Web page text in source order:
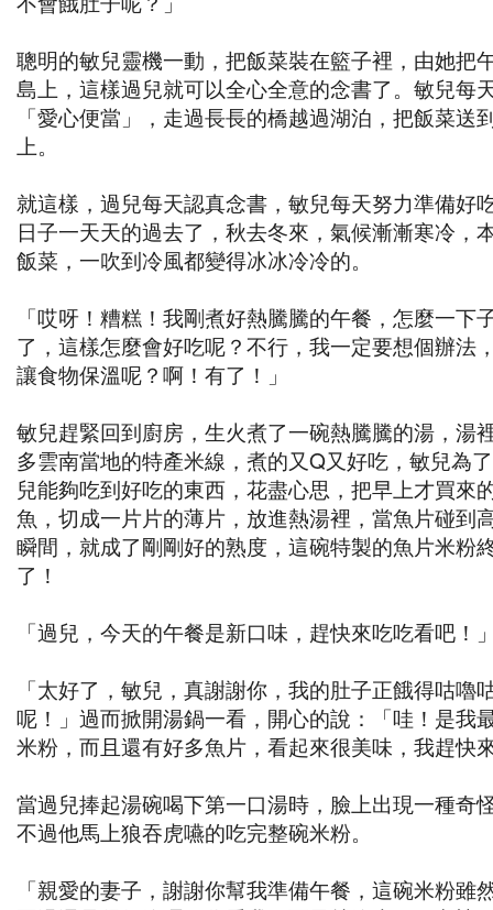
聰明的敏兒靈機一動，把飯菜裝在籃子裡，由她把
島上，這樣過兒就可以全心全意的念書了。敏兒每
「愛心便當」，走過長長的橋越過湖泊，把飯菜送
上。
就這樣，過兒每天認真念書，敏兒每天努力準備好
日子一天天的過去了，秋去冬來，氣候漸漸寒冷，
飯菜，一吹到冷風都變得冰冰冷冷的。
「哎呀！糟糕！我剛煮好熱騰騰的午餐，怎麼一下
了，這樣怎麼會好吃呢？不行，我一定要想個辦法
讓食物保溫呢？啊！有了！」
敏兒趕緊回到廚房，生火煮了一碗熱騰騰的湯，湯
多雲南當地的特產米線，煮的又Q又好吃，敏兒為
兒能夠吃到好吃的東西，花盡心思，把早上才買來
魚，切成一片片的薄片，放進熱湯裡，當魚片碰到
瞬間，就成了剛剛好的熟度，這碗特製的魚片米粉
了！
「過兒，今天的午餐是新口味，趕快來吃吃看吧！
「太好了，敏兒，真謝謝你，我的肚子正餓得咕嚕
呢！」過而掀開湯鍋一看，開心的說：「哇！是我
米粉，而且還有好多魚片，看起來很美味，我趕快
當過兒捧起湯碗喝下第一口湯時，臉上出現一種奇
不過他馬上狼吞虎嚥的吃完整碗米粉。
「親愛的妻子，謝謝你幫我準備午餐，這碗米粉雖